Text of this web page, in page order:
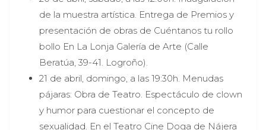
de la muestra artística. Entrega de Premios y
presentación de obras de Cuéntanos tu rollo
bollo En La Lonja Galería de Arte (Calle
Beratúa, 39-41. Logroño).
21 de abril, domingo, a las 19:30h. Menudas
pájaras: Obra de Teatro. Espectáculo de clown
y humor para cuestionar el concepto de
sexualidad. En el Teatro Cine Doga de Nájera